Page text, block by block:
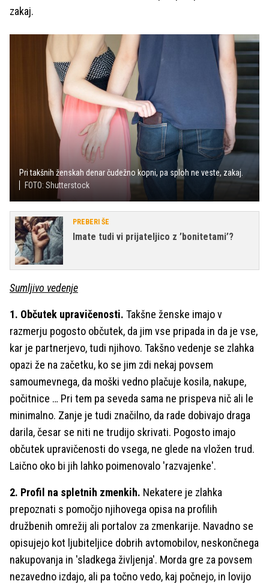
zakaj.
Pri takšnih ženskah denar čudežno kopni, pa sploh ne veste, zakaj.
FOTO: Shutterstock
PREBERI ŠE
Imate tudi vi prijateljico z ’bonitetami’?
Sumljivo vedenje
1. Občutek upravičenosti. Takšne ženske imajo v
razmerju pogosto občutek, da jim vse pripada in da je vse,
kar je partnerjevo, tudi njihovo. Takšno vedenje se zlahka
opazi že na začetku, ko se jim zdi nekaj povsem
samoumevnega, da moški vedno plačuje kosila, nakupe,
počitnice … Pri tem pa seveda sama ne prispeva nič ali le
minimalno. Zanje je tudi značilno, da rade dobivajo draga
darila, česar se niti ne trudijo skrivati. Pogosto imajo
občutek upravičenosti do vsega, ne glede na vložen trud.
Laično oko bi jih lahko poimenovalo 'razvajenke'.
2. Profil na spletnih zmenkih. Nekatere je zlahka
prepoznati s pomočjo njihovega opisa na profilih
družbenih omrežij ali portalov za zmenkarije. Navadno se
opisujejo kot ljubiteljice dobrih avtomobilov, neskončnega
nakupovanja in 'sladkega življenja'. Morda gre za povsem
nezavedno izdajo, ali pa točno vedo, kaj počnejo, in lovijo